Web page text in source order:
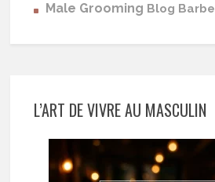
Male Grooming Blog Barbe
L’ART DE VIVRE AU MASCULIN